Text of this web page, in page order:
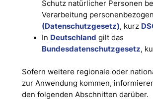
Schutz natürlicher Personen
Verarbeitung
(Datenschutzgesetz), kurz
In Deutschland gilt das
Bundesdatenschutzgesetz,
Sofern weitere regionale oder
zur Anwendung kommen,
den folgenden Abschnitten darüber.